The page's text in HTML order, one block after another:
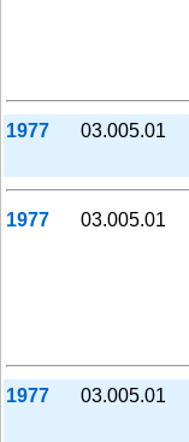
1977 03.005.01
1977 03.005.01
1977 03.005.01